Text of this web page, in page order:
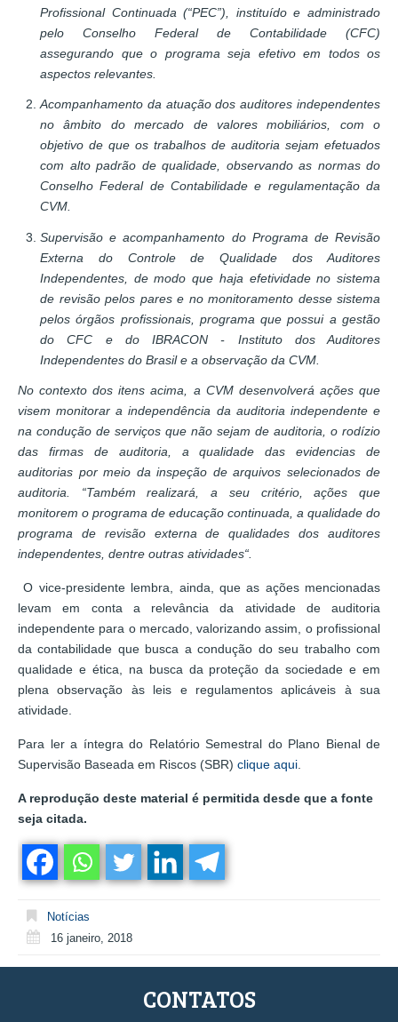
Profissional Continuada (“PEC”), instituído e administrado
pelo Conselho Federal de Contabilidade (CFC)
assegurando que o programa seja efetivo em todos os
aspectos relevantes.
Acompanhamento da atuação dos auditores independentes
no âmbito do mercado de valores mobiliários, com o
objetivo de que os trabalhos de auditoria sejam efetuados
com alto padrão de qualidade, observando as normas do
Conselho Federal de Contabilidade e regulamentação da
CVM.
Supervisão e acompanhamento do Programa de Revisão
Externa do Controle de Qualidade dos Auditores
Independentes, de modo que haja efetividade no sistema
de revisão pelos pares e no monitoramento desse sistema
pelos órgãos profissionais, programa que possui a gestão
do CFC e do IBRACON - Instituto dos Auditores
Independentes do Brasil e a observação da CVM.
No contexto dos itens acima, a CVM desenvolverá ações que
visem monitorar a independência da auditoria independente e
na condução de serviços que não sejam de auditoria, o rodízio
das firmas de auditoria, a qualidade das evidencias de
auditorias por meio da inspeção de arquivos selecionados de
auditoria. “Também realizará, a seu critério, ações que
monitorem o programa de educação continuada, a qualidade do
programa de revisão externa de qualidades dos auditores
independentes, dentre outras atividades“.
O vice-presidente lembra, ainda, que as ações mencionadas
levam em conta a relevância da atividade de auditoria
independente para o mercado, valorizando assim, o profissional
da contabilidade que busca a condução do seu trabalho com
qualidade e ética, na busca da proteção da sociedade e em
plena observação às leis e regulamentos aplicáveis à sua
atividade.
Para ler a íntegra do Relatório Semestral do Plano Bienal de
Supervisão Baseada em Riscos (SBR) clique aqui
A reprodução deste material é permitida desde que a fonte
seja citada.
Notícias
16 janeiro, 2018
CONTATOS